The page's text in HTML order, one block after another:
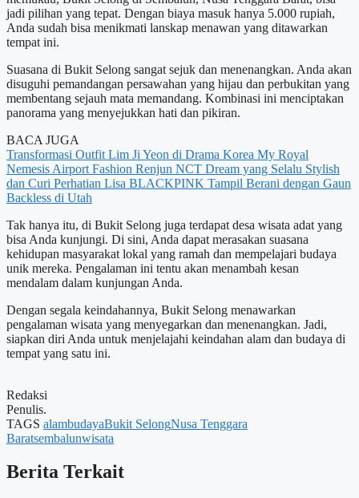
jadi pilihan yang tepat. Dengan biaya masuk hanya 5.000 rupiah,
Anda sudah bisa menikmati lanskap menawan yang ditawarkan
tempat ini.
Suasana di Bukit Selong sangat sejuk dan menenangkan. Anda akan
disuguhi pemandangan persawahan yang hijau dan perbukitan yang
membentang sejauh mata memandang. Kombinasi ini menciptakan
panorama yang menyejukkan hati dan pikiran.
BACA JUGA
Transformasi Outfit Lim Ji Yeon di Drama Korea My Royal
Nemesis Airport Fashion Renjun NCT Dream yang Selalu Stylish
dan Curi Perhatian Lisa BLACKPINK Tampil Berani dengan Gaun
Backless di Utah
Tak hanya itu, di Bukit Selong juga terdapat desa wisata adat yang
bisa Anda kunjungi. Di sini, Anda dapat merasakan suasana
kehidupan masyarakat lokal yang ramah dan mempelajari budaya
unik mereka. Pengalaman ini tentu akan menambah kesan
mendalam dalam kunjungan Anda.
Dengan segala keindahannya, Bukit Selong menawarkan
pengalaman wisata yang menyegarkan dan menenangkan. Jadi,
siapkan diri Anda untuk menjelajahi keindahan alam dan budaya di
tempat yang satu ini.
Redaksi
Penulis.
TAGS alambudayaBukit SelongNusa Tenggara
Baratsembalunwisata
Berita Terkait